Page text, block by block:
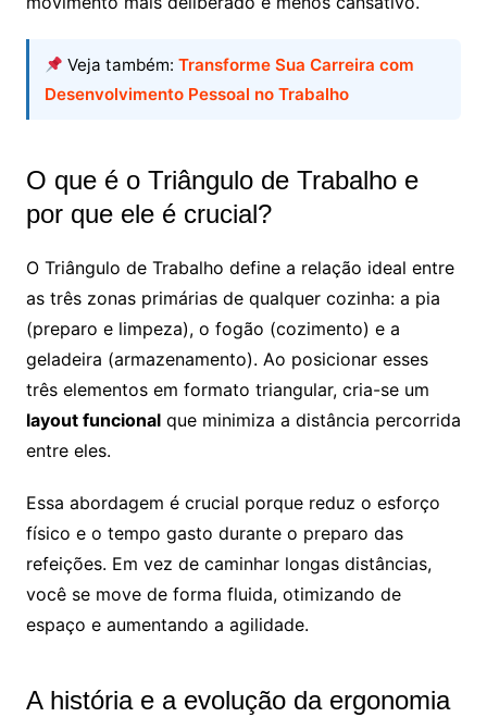
Veja também:Transforme Sua Carreira com
Desenvolvimento Pessoal no Trabalho
O que é o Triângulo de Trabalho e
por que ele é crucial?
O Triângulo de Trabalho define a relação ideal entre
as três zonas primárias de qualquer cozinha: a pia
(preparo e limpeza), o fogão (cozimento) e a
geladeira (armazenamento). Ao posicionar esses
três elementos em formato triangular, cria-se um
layout funcionalque minimiza a distância percorrida
entre eles.
Essa abordagem é crucial porque reduz o esforço
físico e o tempo gasto durante o preparo das
refeições. Em vez de caminhar longas distâncias,
você se move de forma fluida, otimizando de
espaço e aumentando a agilidade.
A história e a evolução da ergonomia